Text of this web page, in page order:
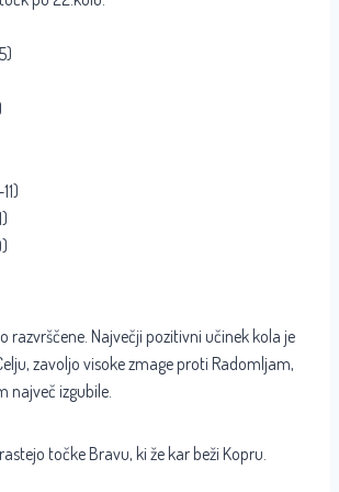
razvrščene. Največji pozitivni učinek kola je
zavoljo visoke zmage proti Radomljam,
največ izgubile.
točke Bravu, ki že kar beži Kopru.